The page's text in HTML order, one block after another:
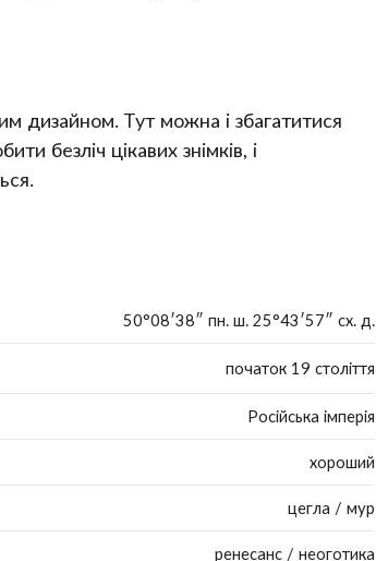
дизайном. Тут можна і збагатитися
безліч цікавих знімків, і
50°08′38″ пн. ш. 25°43′57″ сх. д.
початок 19 століття
Російська імперія
хороший
цегла / мур
ренесанс / неоготика